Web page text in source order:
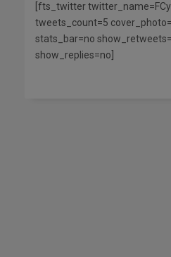
[fts_twitter
tweets_count=5
stats_bar=no
show_replies=no]